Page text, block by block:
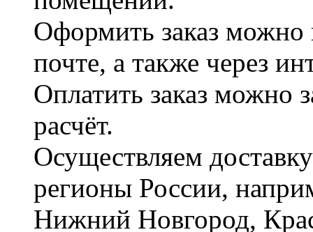
Оформить заказ можно
почте, а также через
Оплатить заказ можно
расчёт.
Осуществляем
регионы России,
Нижний Новгород,